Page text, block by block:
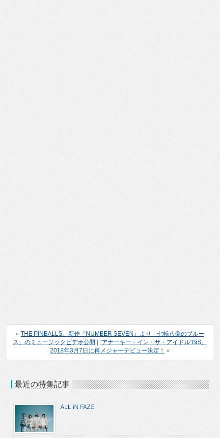
« THE PINBALLS、新作『NUMBER SEVEN』より「七転八倒のブルー
ス」のミュージックビデオ公開
“アナーキー・イン・ザ・アイドル”BiS、
2018年3月7日に再メジャーデビュー決定！ »
最近の特集記事
ALL iN FAZE